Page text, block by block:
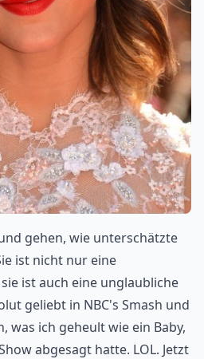
gehen, wie unterschätzte
ist nicht nur eine
ist auch eine unglaubliche
geliebt in NBC's Smash und
was ich geheult wie ein Baby,
abgesagt hatte. LOL. Jetzt